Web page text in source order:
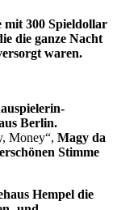
300 Spieldollar
die ganze Nacht
waren.
Berlin.
Money“, Magy da
Stimme
Hempel die